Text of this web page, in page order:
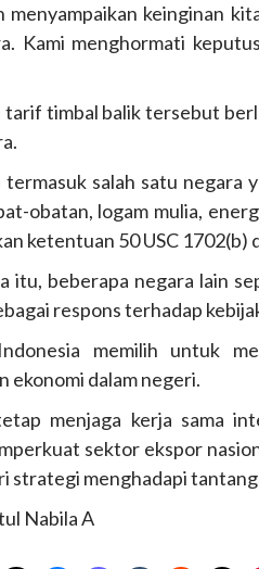
menyampaikan keinginan
Kami menghormati
tarif timbal balik tersebut
termasuk salah satu negara
obatan, logam mulia,
ketentuan 50 USC 1702(b)
itu, beberapa negara lain
respons terhadap
memilih untuk
ekonomi dalam negeri.
menjaga kerja sama
sektor ekspor
strategi menghadapi
Nabila A